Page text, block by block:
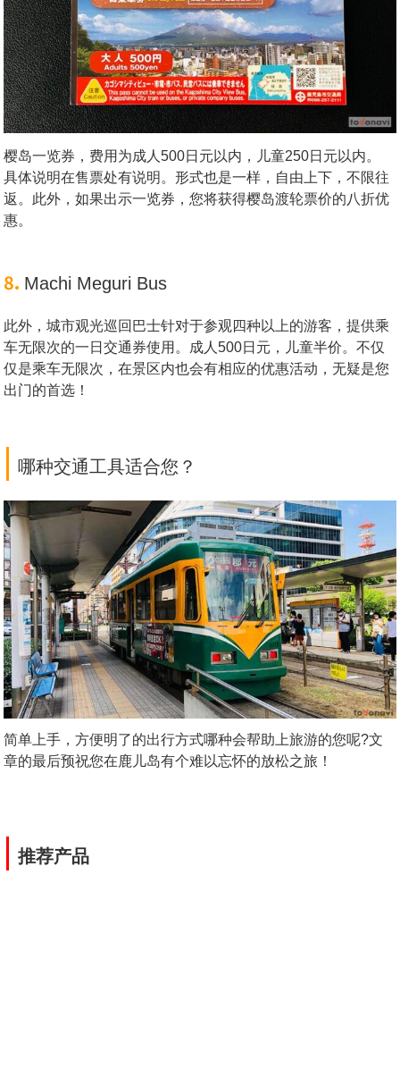
樱岛一览券，费用为成人500日元以内，儿童250日元以内。
具体说明在售票处有说明。形式也是一样，自由上下，不限往
返。此外，如果出示一览券，您将获得樱岛渡轮票价的八折优
惠。
8. Machi Meguri Bus
此外，城市观光巡回巴士针对于参观四种以上的游客，提供乘
车无限次的一日交通券使用。成人500日元，儿童半价。不仅
仅是乘车无限次，在景区内也会有相应的优惠活动，无疑是您
出门的首选！
|哪种交通工具适合您？
简单上手，方便明了的出行方式哪种会帮助上旅游的您呢?文
章的最后预祝您在鹿儿岛有个难以忘怀的放松之旅！
|推荐产品